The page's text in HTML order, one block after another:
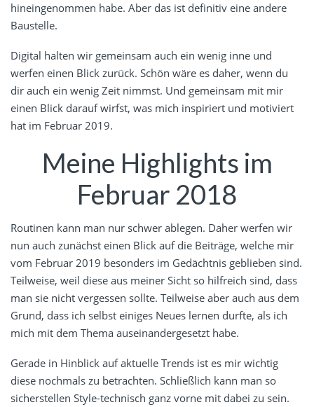
hineingenommen habe. Aber das ist definitiv eine andere
Baustelle.
Digital halten wir gemeinsam auch ein wenig inne und
werfen einen Blick zurück. Schön wäre es daher, wenn du
dir auch ein wenig Zeit nimmst. Und gemeinsam mit mir
einen Blick darauf wirfst, was mich inspiriert und motiviert
hat im Februar 2019.
Meine Highlights im
Februar 2018
Routinen kann man nur schwer ablegen. Daher werfen wir
nun auch zunächst einen Blick auf die Beiträge, welche mir
vom Februar 2019 besonders im Gedächtnis geblieben sind.
Teilweise, weil diese aus meiner Sicht so hilfreich sind, dass
man sie nicht vergessen sollte. Teilweise aber auch aus dem
Grund, dass ich selbst einiges Neues lernen durfte, als ich
mich mit dem Thema auseinandergesetzt habe.
Gerade in Hinblick auf aktuelle Trends ist es mir wichtig
diese nochmals zu betrachten. Schließlich kann man so
sicherstellen Style-technisch ganz vorne mit dabei zu sein.